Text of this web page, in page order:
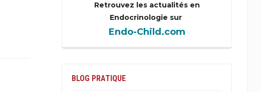
Retrouvez les actualités en
Endocrinologie sur
Endo-Child.com
BLOG PRATIQUE